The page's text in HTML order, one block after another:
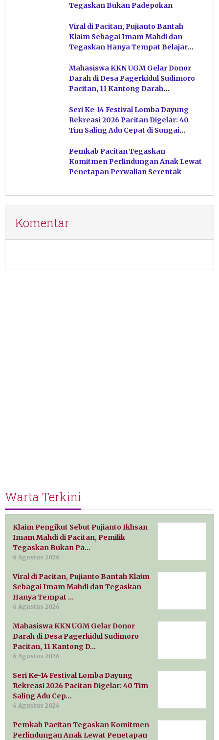
Tegaskan Bukan Padepokan
Viral di Pacitan, Pujianto Bantah
Klaim Sebagai Imam Mahdi dan
Tegaskan Hanya Tempat Belajar
Mahasiswa KKN UGM Gelar Donor
Darah di Desa Pagerkidul Sudimoro
Pacitan, 11 Kantong Darah
Seri Ke-14 Festival Lomba Dayung
Rekreasi 2026 Pacitan Digelar: 40
Tim Saling Adu Cepat di Sungai
Pemkab Pacitan Tegaskan
Komitmen Perlindungan Anak Lewat
Penetapan Perwalian Serentak
Komentar
Warta Terkini
Klaim Pengikut Sebut Pujianto Ikhsan
Imam Mahdi di Pacitan, Pemilik
Tegaskan Bukan Pa…
6 Agustus 2026
Viral di Pacitan, Pujianto Bantah Klaim
Sebagai Imam Mahdi dan Tegaskan
Hanya Tempat …
6 Agustus 2026
Mahasiswa KKN UGM Gelar Donor
Darah di Desa Pagerkidul Sudimoro
Pacitan, 11 Kantong D…
6 Agustus 2026
Seri Ke-14 Festival Lomba Dayung
Rekreasi 2026 Pacitan Digelar: 40 Tim
Saling Adu Cep…
6 Agustus 2026
Pemkab Pacitan Tegaskan Komitmen
Perlindungan Anak Lewat Penetapan